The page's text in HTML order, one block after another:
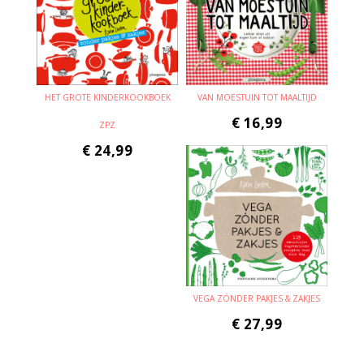
HET GROTE KINDERKOOKBOEK
ZPZ
€ 24,99
VAN MOESTUIN TOT MAALTIJD
€ 16,99
VEGA ZÓNDER PAKJES & ZAKJES
€ 27,99